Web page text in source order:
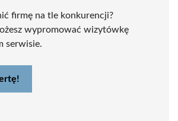
firmę na tle konkurencji?
wypromować wizytówkę
serwisie.